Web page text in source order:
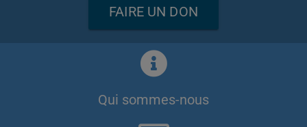
FAIRE UN DON
Qui sommes-nous